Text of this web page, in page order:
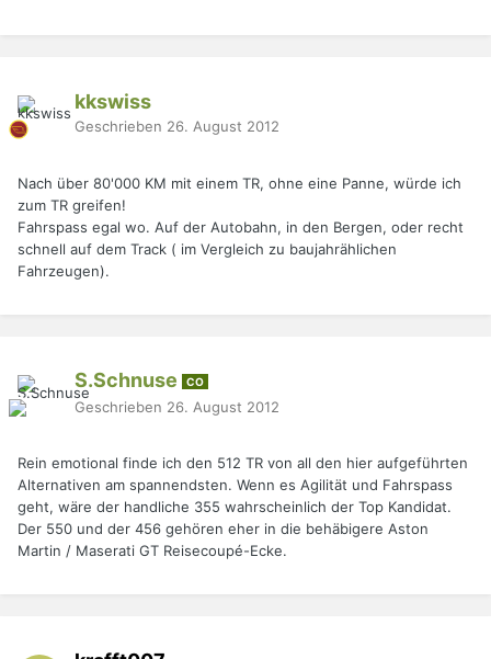
kkswiss
Geschrieben 26. August 2012
Nach über 80'000 KM mit einem TR, ohne eine Panne, würde ich
zum TR greifen!
Fahrspass egal wo. Auf der Autobahn, in den Bergen, oder recht
schnell auf dem Track ( im Vergleich zu baujahrählichen
Fahrzeugen).
S.Schnuse CO
Geschrieben 26. August 2012
Rein emotional finde ich den 512 TR von all den hier aufgeführten
Alternativen am spannendsten. Wenn es Agilität und Fahrspass
geht, wäre der handliche 355 wahrscheinlich der Top Kandidat.
Der 550 und der 456 gehören eher in die behäbigere Aston
Martin / Maserati GT Reisecoupé-Ecke.